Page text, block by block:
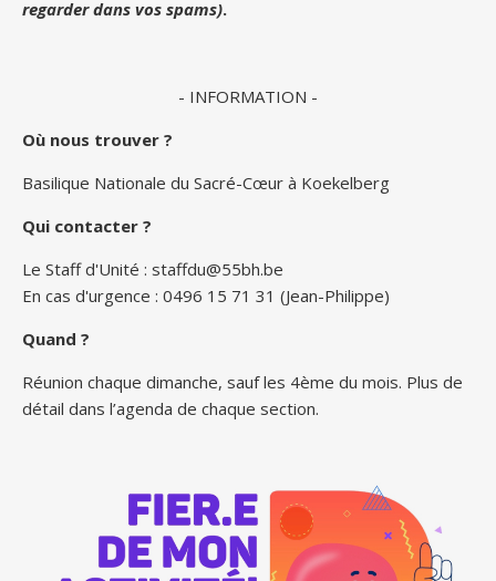
regarder dans vos spams).
- INFORMATION -
Où nous trouver ?
Basilique Nationale du Sacré-Cœur à Koekelberg
Qui contacter ?
Le Staff d'Unité : staffdu@55bh.be
En cas d'urgence : 0496 15 71 31 (Jean-Philippe)
Quand ?
Réunion chaque dimanche, sauf les 4ème du mois. Plus de
détail dans l’agenda de chaque section.